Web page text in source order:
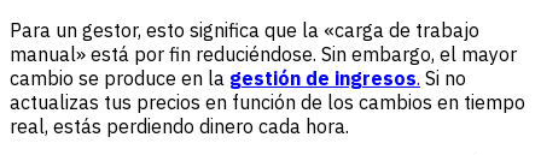
Para un gestor, esto significa que la «carga de trabajo
manual» está por fin reduciéndose. Sin embargo, el mayor
cambio se produce en la gestión de ingresos. Si no
actualizas tus precios en función de los cambios en tiempo
real, estás perdiendo dinero cada hora.